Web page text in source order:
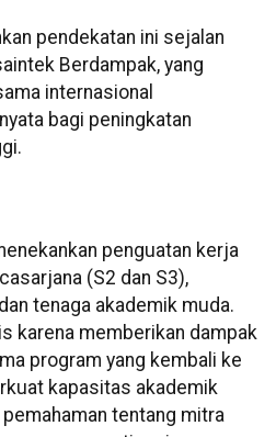
pendekatan ini sejalan
Berdampak, yang
internasional
bagi peningkatan
penguatan kerja
(S2 dan S3),
tenaga akademik muda.
karena memberikan dampak
program yang kembali ke
kapasitas akademik
tentang mitra